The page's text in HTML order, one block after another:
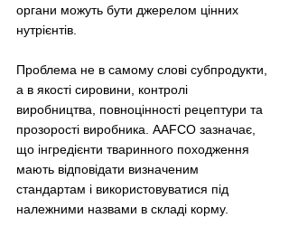
органи можуть бути джерелом цінних
нутрієнтів.
Проблема не в самому слові субпродукти,
а в якості сировини, контролі
виробництва, повноцінності рецептури та
прозорості виробника. AAFCO зазначає,
що інгредієнти тваринного походження
мають відповідати визначеним
стандартам і використовуватися під
належними назвами в складі корму.